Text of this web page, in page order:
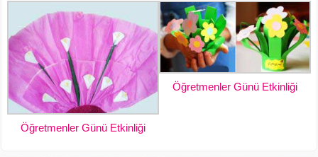
Öğretmenler Günü Etkinliği
Öğretmenler Günü Etkinliği